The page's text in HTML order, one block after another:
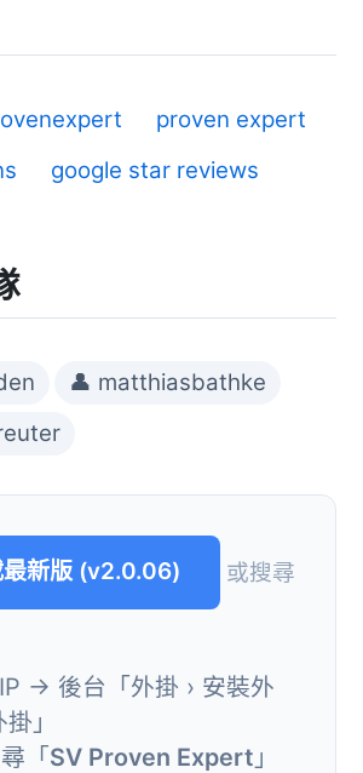
proven expert
google star reviews
👤 matthiasbathke
新版 (v2.0.06)
或搜尋
→ 後台「外掛 › 安裝外
」
「SV Proven Expert 」